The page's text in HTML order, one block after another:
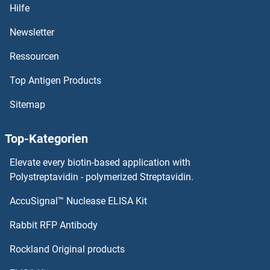
GDF6 ELISA Kits
GDF5 ELISA Kits
GDF3 ELISA Kits
GDF15 ELISA Kits
GDF11 ELISA Kits
GDF10 ELISA Kits
Hilfe
Newsletter
Ressourcen
Top Antigen Products
Sitemap
Top-Kategorien
Elevate every biotin-based application with
Polystreptavidin - polymerized Streptavidin.
AccuSignal™ Nuclease ELISA Kit
Rabbit RFP Antibody
Rockland Original products